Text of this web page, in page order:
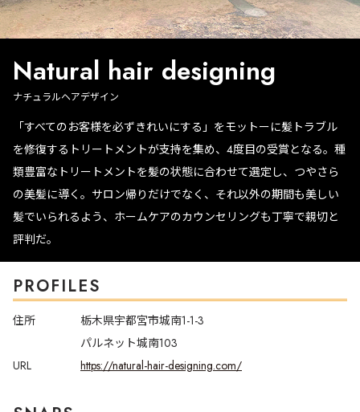
Natural hair designing
ナチュラルヘアデザイン
「すべてのお客様を必ずきれいにする」をモットーに髪トラブル
を修復するトリートメントが支持を集め、4度目の受賞となる。種
類豊富なトリートメントを髪の状態に合わせて選定し、つやさら
の美髪に導く。サロン帰りだけでなく、それ以外の期間も美しい
髪でいられるよう、ホームケアのカウンセリングも丁寧で親切と
評判だ。
PROFILES
住所
栃木県宇都宮市城南1-1-3
パルネット城南103
URL
https://natural-hair-designing.com/